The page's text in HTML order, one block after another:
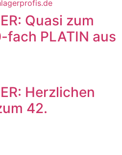
Quasi zum
PLATIN aus
Herzlichen
42.